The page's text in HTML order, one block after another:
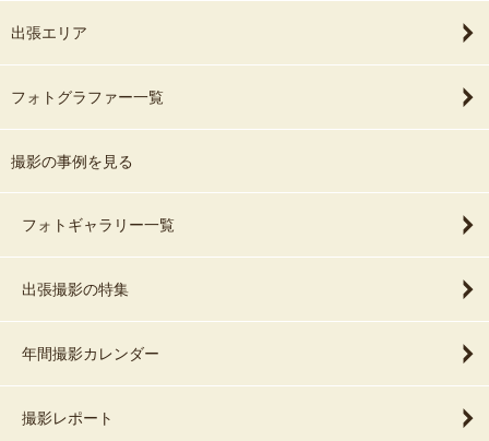
出張エリア
フォトグラファー一覧
撮影の事例を見る
フォトギャラリー一覧
出張撮影の特集
年間撮影カレンダー
撮影レポート